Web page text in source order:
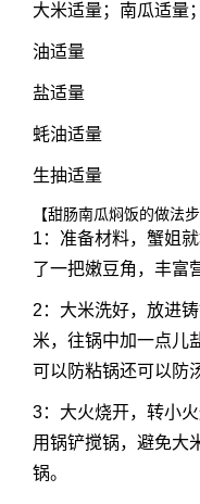
大米适量；南瓜适量
油适量
盐适量
蚝油适量
生抽适量
【甜肠南瓜焖饭的做法步
1：准备材料，蟹姐
了一把嫩豆角，丰富
2：大米洗好，放进
米，往锅中加一点儿
可以防粘锅还可以防
3：大火烧开，转小
用锅铲搅锅，避免大
锅。